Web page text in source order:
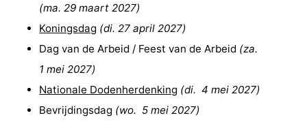
(ma. 29 maart 2027)
Koningsdag (di. 27 april 2027)
Dag van de Arbeid / Feest van de Arbeid (za.
1 mei 2027)
Nationale Dodenherdenking (di. 4 mei 2027)
Bevrijdingsdag (wo. 5 mei 2027)